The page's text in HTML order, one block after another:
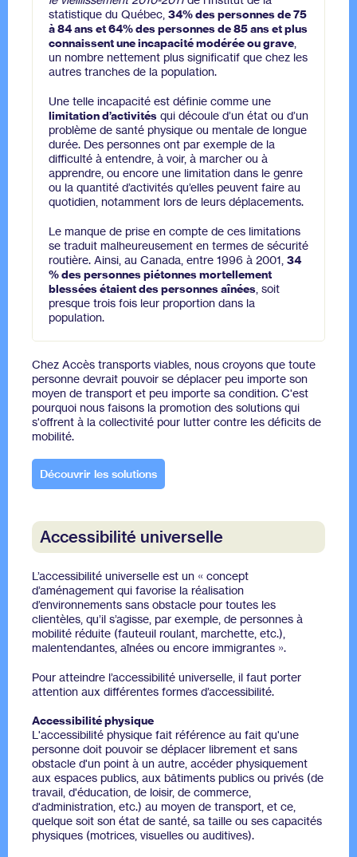
statistique du Québec, 34% des personnes de 75
à 84 ans et 64% des personnes de 85 ans et plus
connaissent une incapacité modérée ou grave
un nombre nettement plus significatif que chez les
autres tranches de la population.
Une telle incapacité est définie comme une
limitation d’activités qui découle d’un état ou d’un
problème de santé physique ou mentale de longue
durée. Des personnes ont par exemple de la
difficulté à entendre, à voir, à marcher ou à
apprendre, ou encore une limitation dans le genre
ou la quantité d’activités qu’elles peuvent faire au
quotidien, notamment lors de leurs déplacements.
Le manque de prise en compte de ces limitations
se traduit malheureusement en termes de sécurité
routière. Ainsi, au Canada, entre 1996 à 2001, 34
% des personnes piétonnes mortellement
blessées étaient des personnes aînées , soit
presque trois fois leur proportion dans la
population.
Chez Accès transports viables, nous croyons que toute
personne devrait pouvoir se déplacer peu importe son
moyen de transport et peu importe sa condition. C'est
pourquoi nous faisons la promotion des solutions qui
s'offrent à la collectivité pour lutter contre les déficits de
mobilité.
Découvrir les solutions
Accessibilité universelle
L’accessibilité universelle est un « concept
d’aménagement qui favorise la réalisation
d’environnements sans obstacle pour toutes les
clientèles, qu’il s’agisse, par exemple, de personnes à
mobilité réduite (fauteuil roulant, marchette, etc.),
malentendantes, aînées ou encore immigrantes ».
Pour atteindre l’accessibilité universelle, il faut porter
attention aux différentes formes d’accessibilité.
Accessibilité physique
L'accessibilité physique fait référence au fait qu'une
personne doit pouvoir se déplacer librement et sans
obstacle d'un point à un autre, accéder physiquement
aux espaces publics, aux bâtiments publics ou privés (de
travail, d'éducation, de loisir, de commerce,
d'administration, etc.) au moyen de transport, et ce,
quelque soit son état de santé, sa taille ou ses capacités
physiques (motrices, visuelles ou auditives).